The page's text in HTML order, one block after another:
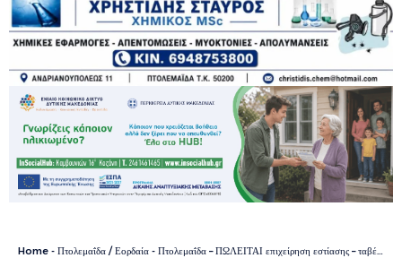
Home - Πτολεμαΐδα / Εορδαία - Πτολεμαΐδα – ΠΩΛΕΙΤΑΙ επιχείρηση εστίασης – ταβέρνα σε τιμή ευκαιρίας (νέα χαμηλότερη τιμή)